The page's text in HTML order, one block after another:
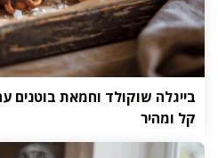
בייגלה שוקולד וחמאת בוטנים
קל ומהיר